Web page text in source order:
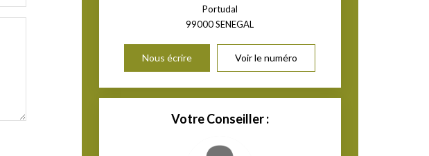
Portudal
99000SENEGAL
Nous écrire Voir le numéro
Votre Conseiller :